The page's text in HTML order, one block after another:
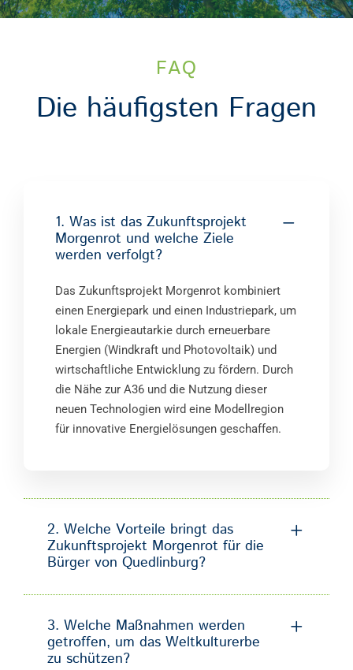
FAQ
Die häufigsten Fragen
1. Was ist das Zukunftsprojekt
Morgenrot und welche Ziele
werden verfolgt?
Das Zukunftsprojekt Morgenrot kombiniert
einen Energiepark und einen Industriepark, um
lokale Energieautarkie durch erneuerbare
Energien (Windkraft und Photovoltaik) und
wirtschaftliche Entwicklung zu fördern. Durch
die Nähe zur A36 und die Nutzung dieser
neuen Technologien wird eine Modellregion
für innovative Energielösungen geschaffen.
2. Welche Vorteile bringt das
Zukunftsprojekt Morgenrot für die
Bürger von Quedlinburg?
3. Welche Maßnahmen werden
getroffen, um das Weltkulturerbe
zu schützen?